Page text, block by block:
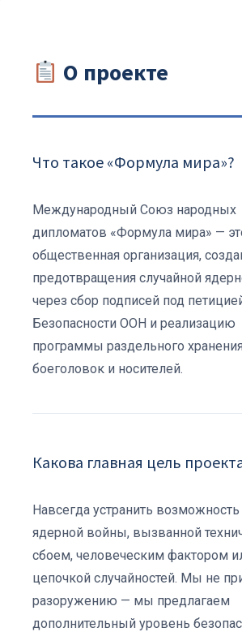
О проекте
Что такое «Формула мира»?
Международный Союз народных
дипломатов «Формула мира» —
общественная организация,
предотвращения случайной
через сбор подписей под
Безопасности ООН и реализацию
программы раздельного
боеголовок и носителей.
Какова главная цель
Навсегда устранить возможность
ядерной войны, вызванной
сбоем, человеческим фактором
цепочкой случайностей. Мы не
разоружению — мы предлагаем
дополнительный уровень